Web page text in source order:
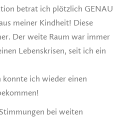
betrat ich plötzlich GENAU
meiner Kindheit! Diese
Der weite Raum war immer
Lebenskrisen, seit ich ein
ich wieder einen
bei weiten